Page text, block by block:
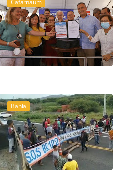
Cafarnaum
Bahia